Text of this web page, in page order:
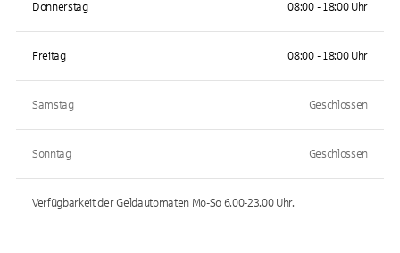
Donnerstag 08:00 - 18:00 Uhr
Freitag 08:00 - 18:00 Uhr
Samstag Geschlossen
Sonntag Geschlossen
Verfügbarkeit der Geldautomaten Mo-So 6.00-23.00Uhr.